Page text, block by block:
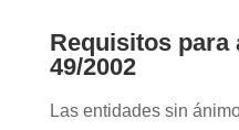
Requisitos para
49/2002
Las entidades sin